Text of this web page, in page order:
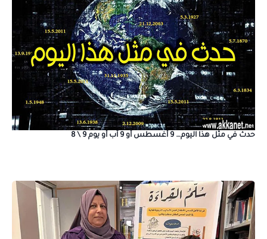
حدث في مثل هذا اليوم… 9 أغسطس أو 9 آب أو يوم 9 \ 8